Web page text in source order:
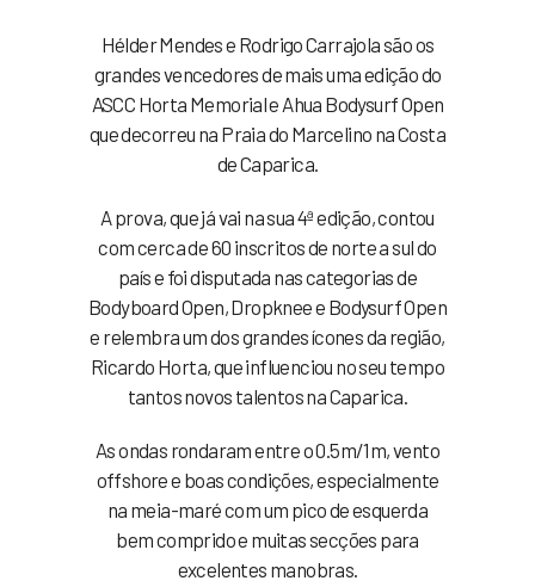
Hélder Mendes e Rodrigo Carrajola são os
grandes vencedores de mais uma edição do
ASCC Horta Memorial e Ahua Bodysurf Open
que decorreu na Praia do Marcelino na Costa
de Caparica.
A prova, que já vai na sua 4ª edição, contou
com cerca de 60 inscritos de norte a sul do
país e foi disputada nas categorias de
Bodyboard Open, Dropknee e Bodysurf Open
e relembra um dos grandes ícones da região,
Ricardo Horta, que influenciou no seu tempo
tantos novos talentos na Caparica.
As ondas rondaram entre o 0.5m/1m, vento
offshore e boas condições, especialmente
na meia-maré com um pico de esquerda
bem comprido e muitas secções para
excelentes manobras.